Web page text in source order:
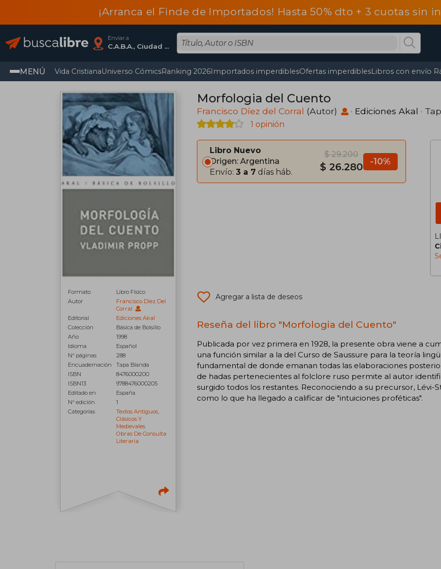
¡Arranca el Finde de Importados! Hasta 50% dto + 3 cuotas sin
Enviar a
C.A.B.A., Ciudad Autónoma De Buenos Aires
MENÚ Vida CristianaUniverso CómicsRanking 2026Importados imperdiblesOfertas imperdiblesLibros con envío
Formato
Libro Físico
Autor
Francisco Díez Del
Corral
Editorial
Ediciones Akal
Colección
Básica de Bolsillo
Año
1998
Idioma
Español
N° páginas
288
Encuadernación
Tapa Blanda
ISBN
8476000200
ISBN13
9788476000205
Editado en
España
N° edición
1
Categorías
Textos Antiguos,
Clásicos Y
Medievales
Obras De Consulta
Literaria
Morfologia del Cuento
Francisco Díez del Corral (Autor) · Ediciones Akal ·
1 opinión
Libro Nuevo
Origen: Argentina
Envío: 3 a 7 días háb.
$ 29.200
$ 26.280 -10%
Agregar a lista de deseos
Reseña del libro "Morfologia del Cuento"
Publicada por vez primera en 1928, la presente obra viene a
una función similar a la del Curso de Saussure para la teoría
fundamental de donde emanan todas las elaboraciones
de hadas pertenecientes al folclore ruso permite al autor
surgido todos los restantes. Reconociendo a su precursor, Lévi-
como lo que ha llegado a calificar de "intuiciones proféticas".